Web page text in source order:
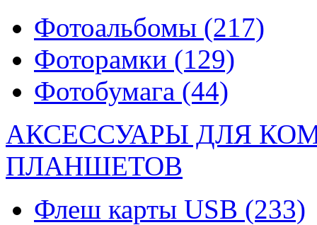
Фотоальбомы (217)
Фоторамки (129)
Фотобумага (44)
АКСЕССУАРЫ ДЛЯ
ПЛАНШЕТОВ
Флеш карты USB (233)